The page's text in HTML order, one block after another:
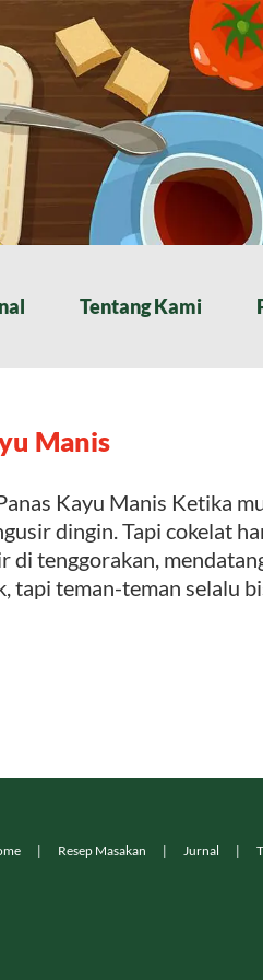
Tentang Kami
Manis
Kayu Manis Ketika
dingin. Tapi cokelat
di tenggorakan,
tapi teman-teman selalu
Resep Masakan Jurnal